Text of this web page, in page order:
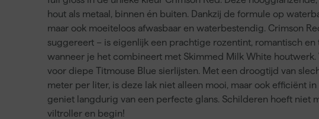
hout als metaal, binnen én buiten. Dankzij de formule op
maar ook moeiteloos afwasbaar en waterbestendig. Crimson
suggereert – is eigenlijk een prachtige rozentint, romantisch en
wanneer je het combineert met Skimmed Milk White
voor diepe Titmouse Blue sierlijsten. Met een droogtijd van
meter per liter, is deze lak niet alleen mooi, maar ook efficiënt
geniet langdurig van een perfecte glans. Schilderen hoeft niet
viltroller en begin!